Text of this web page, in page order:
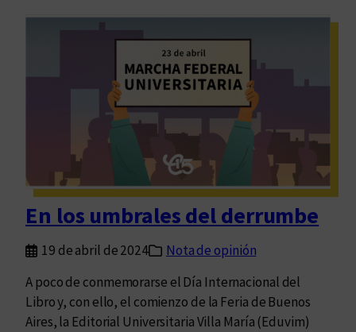
En los umbrales del derrumbe
19 de abril de 2024
Nota de opinión
A poco de conmemorarse el Día Internacional del
Libro y, con ello, el comienzo de la Feria de Buenos
Aires, la Editorial Universitaria Villa María (Eduvim)